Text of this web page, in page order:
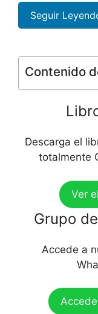
Seguir
Contenido
Descarga el
totalmente
Ver
Grupo
Accede a